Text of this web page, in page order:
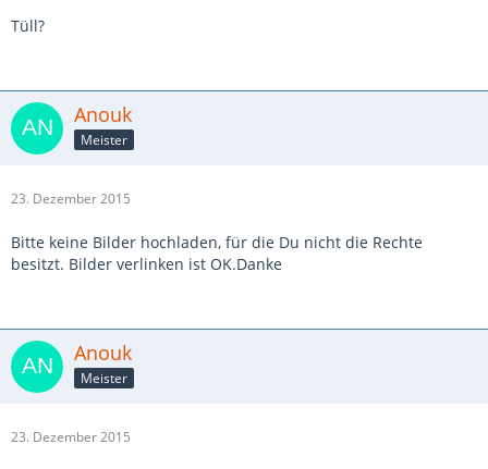
Tüll?
Anouk
Meister
23. Dezember 2015
Bitte keine Bilder hochladen, für die Du nicht die Rechte
besitzt. Bilder verlinken ist OK.Danke
Anouk
Meister
23. Dezember 2015